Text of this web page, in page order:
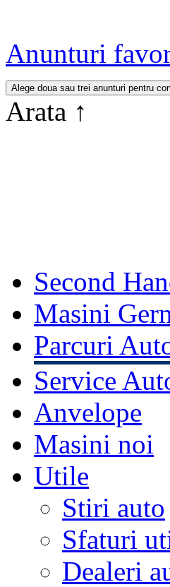
Anunturi
Arata ↑
Second
Masini
Parcuri
Service
Anvelope
Masini noi
Utile
Stiri auto
Sfaturi
Dealeri